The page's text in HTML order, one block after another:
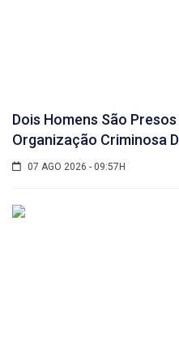
Dois Homens São
Organização Criminosa
07 AGO 2026 - 09:57H